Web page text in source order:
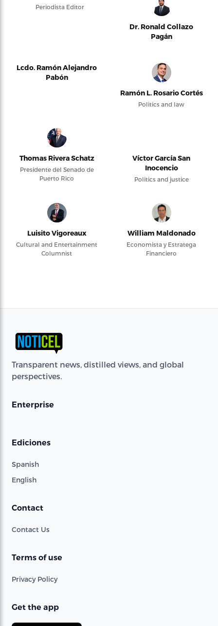
Periodista Editor
Dr. Ronald Collazo
Pagán
Lcdo. Ramón Alejandro
Pabón
Ramón L. Rosario Cortés
Politics and law
Thomas Rivera Schatz
Presidente del Senado de
Puerto Rico
Víctor García San
Inocencio
Politics and justice
Luisito Vigoreaux
Cultural and Entertainment
Columnist
William Maldonado
Economista y Estratega
Financiero
Transparent news, distilled views, and global
perspectives.
Enterprise
Ediciones
Spanish
English
Contact
Contact Us
Terms of use
Privacy Policy
Get the app